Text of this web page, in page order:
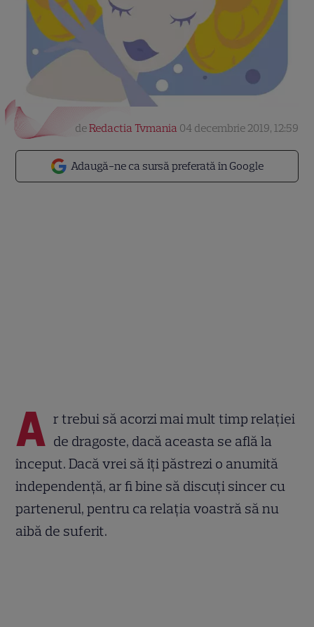
Adaugă-ne ca sursă preferată în Google
deRedactia Tvmania 04 decembrie 2019, 12:59
A r trebui să acorzi mai mult timp relaţiei
de dragoste, dacă aceasta se află la
început. Dacă vrei să îţi păstrezi o anumită
independenţă, ar fi bine să discuţi sincer cu
partenerul, pentru ca relaţia voastră să nu
aibă de suferit.